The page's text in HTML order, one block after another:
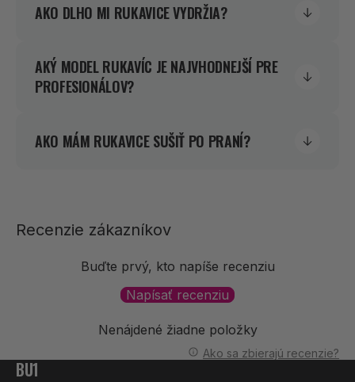
AKO DLHO MI RUKAVICE VYDRŽIA?
AKÝ MODEL RUKAVÍC JE NAJVHODNEJŠÍ PRE
PROFESIONÁLOV?
AKO MÁM RUKAVICE SUŠIŤ PO PRANÍ?
Recenzie zákazníkov
Buďte prvý, kto napíše recenziu
Napísať recenziu
Nenájdené žiadne položky
Ako sa zbierajú recenzie?
BU1